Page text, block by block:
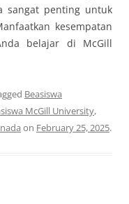
sangat penting untuk
kesempatan
belajar di McGill
Beasiswa
McGill University,
on February 25, 2025.